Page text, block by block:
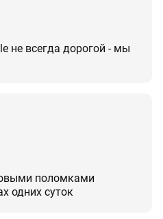
не всегда дорогой - мы
поломками
одних суток